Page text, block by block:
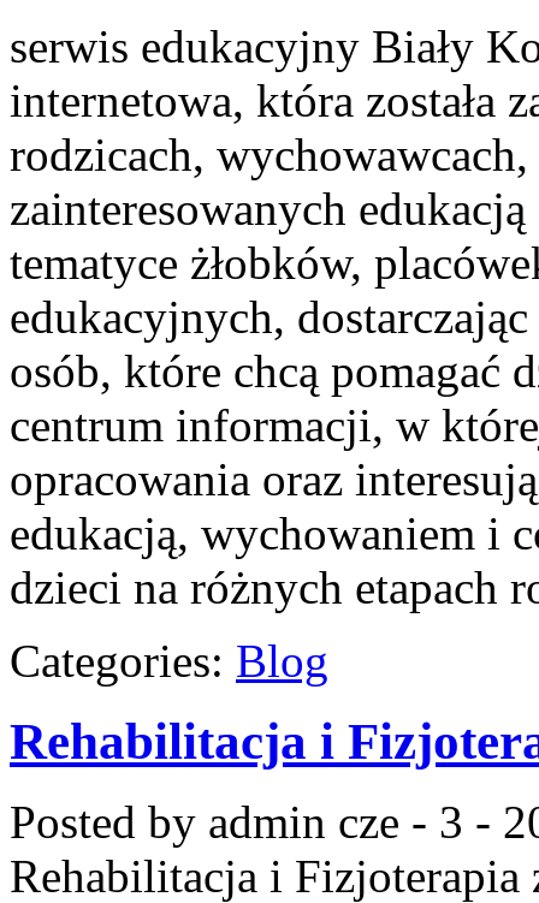
serwis edukacyjny Biały
internetowa, która została
rodzicach,
zainteresowanych
tematyce żłobków,
edukacyjnych,
osób, które chcą pomagać
centrum informacji, w
opracowania oraz
edukacją, wychowaniem i
dzieci na różnych
Categories: Blog
Rehabilitacja i
Posted by admin cze - 3 -
Rehabilitacja i Fizjoterapia